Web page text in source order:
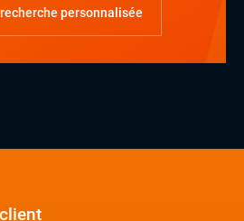
personnalisée